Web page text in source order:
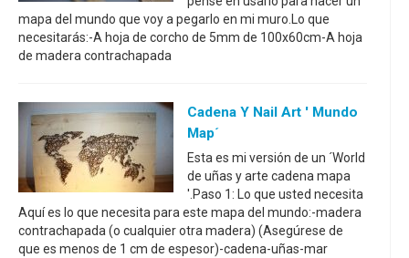
mapa del mundo que voy a pegarlo en mi muro.Lo que
necesitarás:-A hoja de corcho de 5mm de 100x60cm-A hoja
de madera contrachapada
Cadena Y Nail Art ' Mundo
Map´
Esta es mi versión de un ´World
de uñas y arte cadena mapa
'.Paso 1: Lo que usted necesita
Aquí es lo que necesita para este mapa del mundo:-madera
contrachapada (o cualquier otra madera) (Asegúrese de
que es menos de 1 cm de espesor)-cadena-uñas-mar